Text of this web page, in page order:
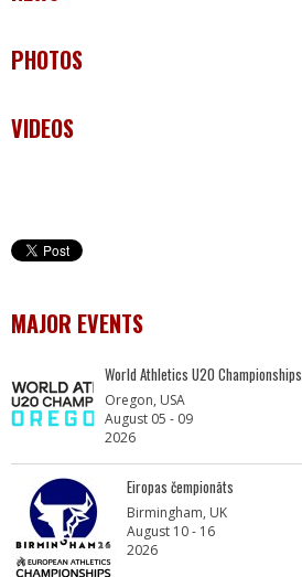
PHOTOS
VIDEOS
MAJOR EVENTS
World Athletics U20 Championships
Oregon, USA
August 05 - 09
2026
Eiropas čempionāts
Birmingham, UK
August 10 - 16
2026